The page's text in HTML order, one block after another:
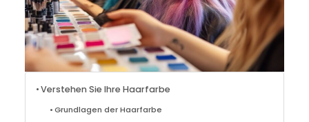
Verstehen Sie Ihre Haarfarbe
Grundlagen der Haarfarbe